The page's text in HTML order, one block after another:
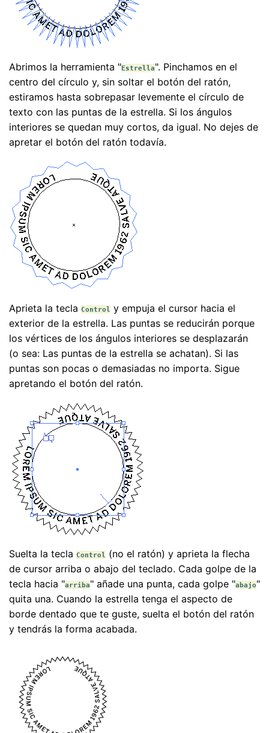
Abrimos la herramienta "Estrella". Pinchamos en el
centro del círculo y, sin soltar el botón del ratón,
estiramos hasta sobrepasar levemente el círculo de
texto con las puntas de la estrella. Si los ángulos
interiores se quedan muy cortos, da igual. No dejes de
apretar el botón del ratón todavía.
Aprieta la tecla Control y empuja el cursor hacia el
exterior de la estrella. Las puntas se reducirán porque
los vértices de los ángulos interiores se desplazarán
(o sea: Las puntas de la estrella se achatan). Si las
puntas son pocas o demasiadas no importa. Sigue
apretando el botón del ratón.
Suelta la tecla Control
(no el ratón) y aprieta la flecha
de cursor arriba o abajo del teclado. Cada golpe de la
tecla hacia "arriba" añade una punta, cada golpe "abajo"
quita una. Cuando la estrella tenga el aspecto de
borde dentado que te guste, suelta el botón del ratón
y tendrás la forma acabada.